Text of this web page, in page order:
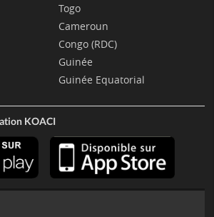
Togo
Cameroun
Congo (RDC)
Guinée
Guinée Equatorial
KOACI